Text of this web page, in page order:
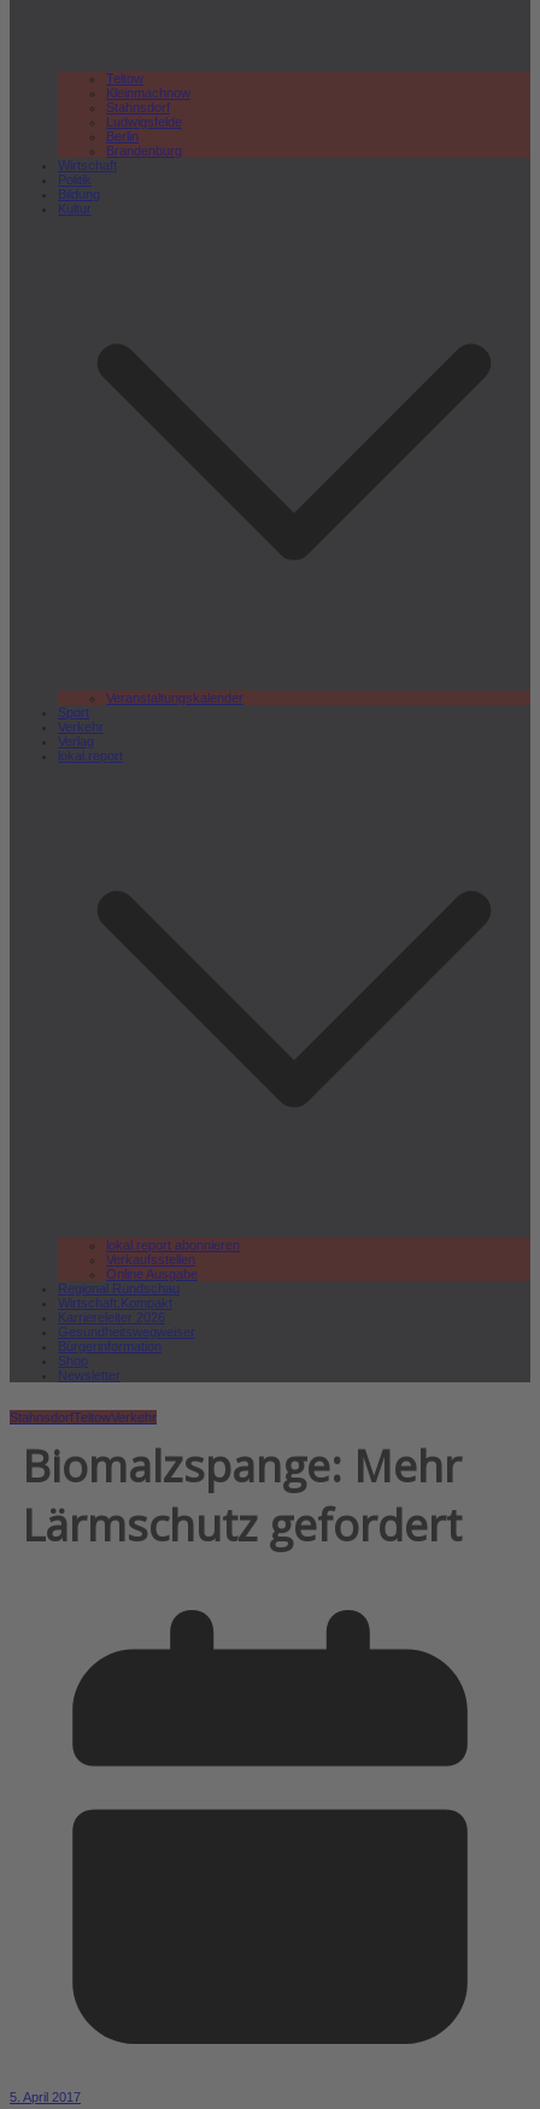
Teltow
Kleinmachnow
Stahnsdorf
Ludwigsfelde
Berlin
Brandenburg
Wirtschaft
Politik
Bildung
Kultur
Veranstaltungskalender
Sport
Verkehr
Verlag
lokal.report
lokal.report abonnieren
Verkaufsstellen
Online Ausgabe
Regional Rundschau
Wirtschaft.Kompakt
Karriereleiter 2026
Gesundheitswegweiser
Bürgerinformation
Shop
Newsletter
StahnsdorfTeltowVerkehr
Biomalzspange: Mehr
Lärmschutz gefordert
5. April 2017